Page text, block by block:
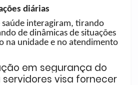
diárias
saúde interagiram, tirando
de dinâmicas de situações
na unidade e no atendimento
em segurança do
visa fornecer